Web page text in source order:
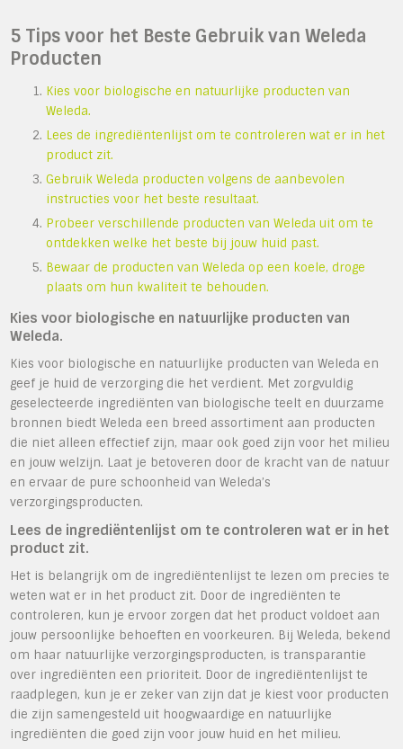
5 Tips voor het Beste Gebruik van Weleda
Producten
Kies voor biologische en natuurlijke producten van
Weleda.
Lees de ingrediëntenlijst om te controleren wat er in het
product zit.
Gebruik Weleda producten volgens de aanbevolen
instructies voor het beste resultaat.
Probeer verschillende producten van Weleda uit om te
ontdekken welke het beste bij jouw huid past.
Bewaar de producten van Weleda op een koele, droge
plaats om hun kwaliteit te behouden.
Kies voor biologische en natuurlijke producten van
Weleda.
Kies voor biologische en natuurlijke producten van Weleda en
geef je huid de verzorging die het verdient. Met zorgvuldig
geselecteerde ingrediënten van biologische teelt en duurzame
bronnen biedt Weleda een breed assortiment aan producten
die niet alleen effectief zijn, maar ook goed zijn voor het milieu
en jouw welzijn. Laat je betoveren door de kracht van de natuur
en ervaar de pure schoonheid van Weleda’s
verzorgingsproducten.
Lees de ingrediëntenlijst om te controleren wat er in het
product zit.
Het is belangrijk om de ingrediëntenlijst te lezen om precies te
weten wat er in het product zit. Door de ingrediënten te
controleren, kun je ervoor zorgen dat het product voldoet aan
jouw persoonlijke behoeften en voorkeuren. Bij Weleda, bekend
om haar natuurlijke verzorgingsproducten, is transparantie
over ingrediënten een prioriteit. Door de ingrediëntenlijst te
raadplegen, kun je er zeker van zijn dat je kiest voor producten
die zijn samengesteld uit hoogwaardige en natuurlijke
ingrediënten die goed zijn voor jouw huid en het milieu.